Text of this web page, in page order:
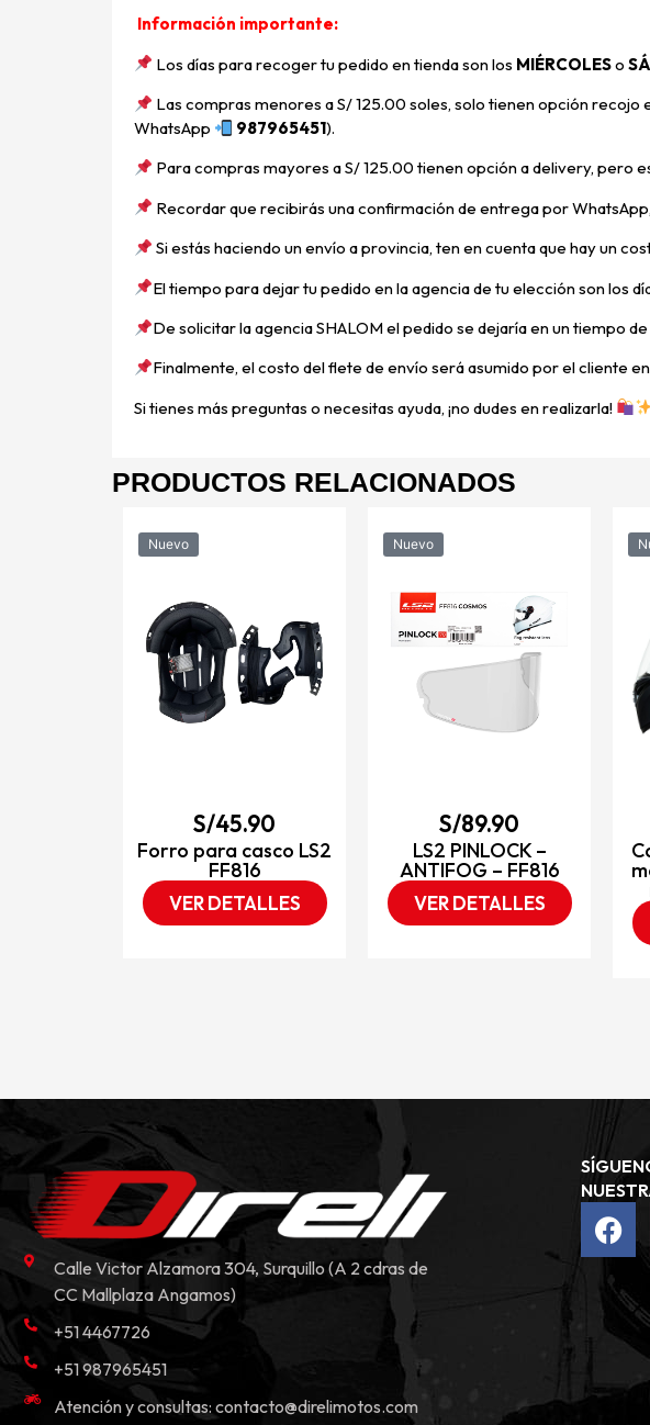
Información importante:
Los días para recoger tu pedido en tienda son los MIÉRCOLESo
Las compras menores a S/ 125.00 soles, solo tienen opción
WhatsApp
987965451).
Para compras mayores a S/ 125.00 tienen opción a delivery, pero
Recordar que recibirás una confirmación de entrega por
Si estás haciendo un envío a provincia, ten en cuenta que hay un
El tiempo para dejar tu pedido en la agencia de tu elección son los
De solicitar la agencia SHALOM el pedido se dejaría en un tiempo
Finalmente, el costo del flete de envío será asumido por el cliente
Si tienes más preguntas o necesitas ayuda, ¡no dudes en realizarla!
PRODUCTOS RELACIONADOS
Nuevo
S/45.90
Forro para casco LS2
FF816
VER DETALLES
Nuevo
S/89.90
LS2 PINLOCK –
ANTIFOG – FF816
VER DETALLES
Calle Victor Alzamora 304, Surquillo (A 2 cdras de
CC Mallplaza Angamos)
+51 4467726
+51 987965451
Atención y consultas: contacto@direlimotos.com